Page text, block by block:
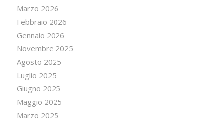
Marzo 2026
Febbraio 2026
Gennaio 2026
Novembre 2025
Agosto 2025
Luglio 2025
Giugno 2025
Maggio 2025
Marzo 2025